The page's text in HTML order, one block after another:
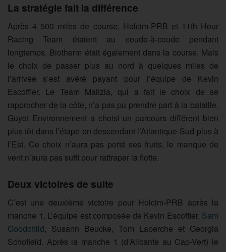
La stratégie fait la différence
Après 4 500 miles de course, Holcim-PRB et 11th Hour
Racing Team étaient au coude-à-coude pendant
longtemps. Biotherm était également dans la course. Mais
le choix de passer plus au nord à quelques miles de
l’arrivée s’est avéré payant pour l’équipe de Kevin
Escoffier. Le Team Malizia, qui a fait le choix de se
rapprocher de la côte, n’a pas pu prendre part à la bataille.
Guyot Environnement a choisi un parcours différent bien
plus tôt dans l’étape en descendant l’Atlantique-Sud plus à
l’Est. Ce choix n’aura pas porté ses fruits, le manque de
vent n’aura pas suffi pour rattraper la flotte.
Deux victoires de suite
C’est une deuxième victoire pour Holcim-PRB après la
manche 1. L’équipe est composée de Kevin Escoffier, Sam
Goodchild, Susann Beucke, Tom Laperche et Georgia
Schofield. Après la manche 1 (d’Alicante au Cap-Vert) le